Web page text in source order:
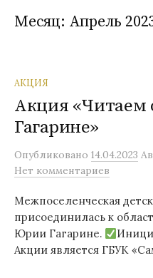
Месяц: Апрель
АКЦИЯ
Акция
Гагарине»
Опубликовано 14.04.2023
Нет комментариев
Межпоселенческая
присоединилась к
Юрии Гагарине.
Акции является ГБУК